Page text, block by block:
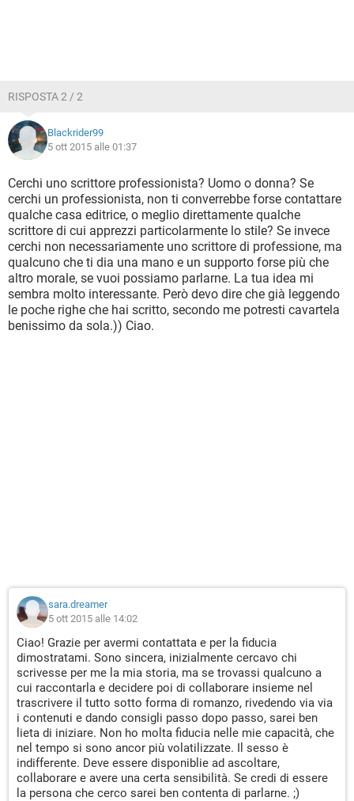
RISPOSTA 2 / 2
Blackrider99
5 ott 2015 alle 01:37
Cerchi uno scrittore professionista? Uomo o donna? Se
cerchi un professionista, non ti converrebbe forse contattare
qualche casa editrice, o meglio direttamente qualche
scrittore di cui apprezzi particolarmente lo stile? Se invece
cerchi non necessariamente uno scrittore di professione, ma
qualcuno che ti dia una mano e un supporto forse più che
altro morale, se vuoi possiamo parlarne. La tua idea mi
sembra molto interessante. Però devo dire che già leggendo
le poche righe che hai scritto, secondo me potresti cavartela
benissimo da sola.)) Ciao.
sara.dreamer
5 ott 2015 alle 14:02
Ciao! Grazie per avermi contattata e per la fiducia
dimostratami. Sono sincera, inizialmente cercavo chi
scrivesse per me la mia storia, ma se trovassi qualcuno a
cui raccontarla e decidere poi di collaborare insieme nel
trascrivere il tutto sotto forma di romanzo, rivedendo via via
i contenuti e dando consigli passo dopo passo, sarei ben
lieta di iniziare. Non ho molta fiducia nelle mie capacità, che
nel tempo si sono ancor più volatilizzate. Il sesso è
indifferente. Deve essere disponiblie ad ascoltare,
collaborare e avere una certa sensibilità. Se credi di essere
la persona che cerco sarei ben contenta di parlarne. ;)